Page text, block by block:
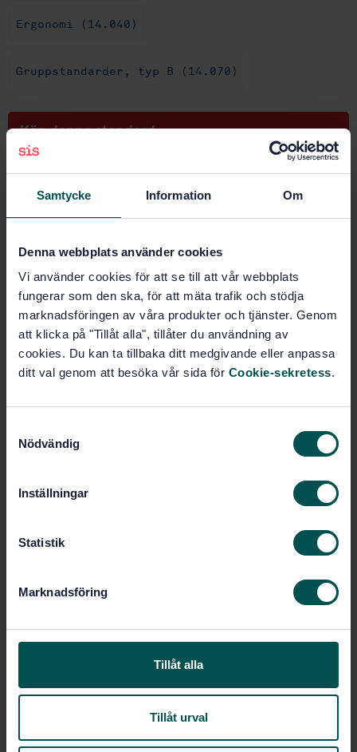
Samtycke Information Om
Denna webbplats använder cookies
Vi använder cookies för att se till att vår webbplats
fungerar som den ska, för att mäta trafik och stödja
marknadsföringen av våra produkter och tjänster. Genom
att klicka på "Tillåt alla", tillåter du användning av
cookies. Du kan ta tillbaka ditt medgivande eller anpassa
ditt val genom att besöka vår sida för Cookie-sekretess.
Nödvändig
Inställningar
Statistik
Marknadsföring
Tillåt alla
Tillåt urval
Ergonomi (14.040)
Gruppstandarder, typ B (14.070)
Köp denna standard
SVENSK STANDARD · SS-EN 547-3+A1:2008
Maskinsäkerhet - Kroppsmått - Del 3:
Prenumerera på standarden - Läs mer
789 SEK
PDF
Lägg i varukorgen
Produktinformation
Framtagen av:
Belastningsergonomi, SIS/TK
Internationell titel:
Safety of machinery -
Human body measurements - Part 3:
Artikelnummer:
2008-10-03
Ersätter: SS-EN 547-3
Inom samma område